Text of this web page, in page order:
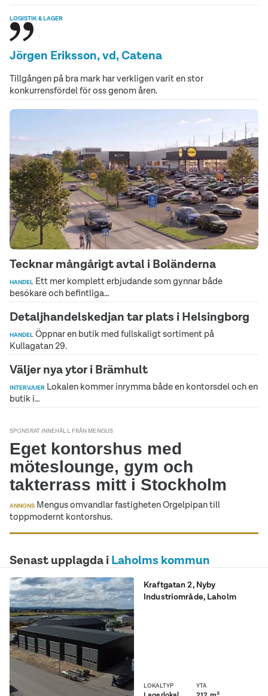
LOGISTIK & LAGER
Jörgen Eriksson, vd, Catena
Tillgången på bra mark har verkligen varit en stor
konkurrensfördel för oss genom åren.
Tecknar mångårigt avtal i Boländerna
HANDEL Ett mer komplett erbjudande som gynnar både
besökare och befintliga…
Detaljhandelskedjan tar plats i Helsingborg
HANDEL Öppnar en butik med fullskaligt sortiment på
Kullagatan 29.
Väljer nya ytor i Brämhult
INTERVJUER Lokalen kommer inrymma både en kontorsdel och en
butik i…
SPONSRAT INNEHÅLL FRÅN MENGUS
Eget kontorshus med
möteslounge, gym och
takterrass mitt i Stockholm
ANNONS Mengus omvandlar fastigheten Orgelpipan till
toppmodernt kontorshus.
Senast upplagda i Laholms kommun
Kraftgatan 2, Nyby
Industriområde, Laholm
erbjuder totalt 6 lokaler, var
LOKALTYP YTA